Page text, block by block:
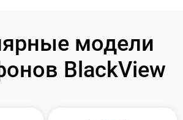
модели
BlackView